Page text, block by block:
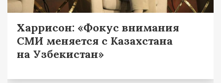
Харрисон: «Фокус внимания
СМИ меняется с Казахстана
на Узбекистан»